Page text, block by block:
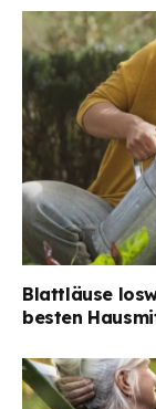
Blattläuse
besten